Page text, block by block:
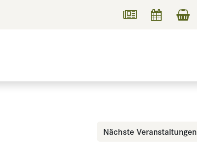
Nächste Veranstaltungen